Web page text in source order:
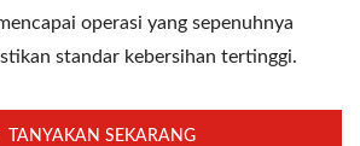
operasi yang sepenuhnya
standar kebersihan tertinggi.
TANYAKAN SEKARANG